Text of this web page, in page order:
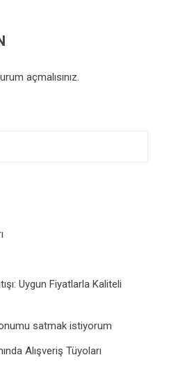
açmalısınız
Uygun Fiyatlarla Kaliteli
satmak istiyorum
Alışveriş Tüyoları